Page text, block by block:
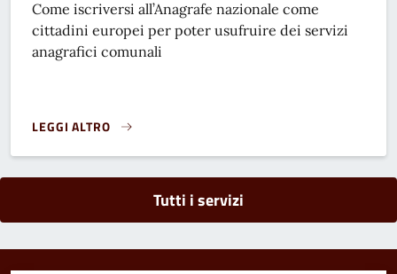
Come iscriversi all’Anagrafe nazionale come
cittadini europei per poter usufruire dei servizi
anagrafici comunali
LEGGI ALTRO
ISCRIZIONE ANAGRAFICA PER CITTADINI EUROPEI - ANPR}
Tutti i servizi